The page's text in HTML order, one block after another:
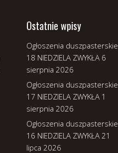
Ostatnie wpisy
Ogłoszenia duszpasterskie
18 NIEDZIELA ZWYKŁA 6
sierpnia 2026
Ogłoszenia duszpasterskie
17 NIEDZIELA ZWYKŁA 1
sierpnia 2026
Ogłoszenia duszpasterskie
16 NIEDZIELA ZWYKŁA 21
lipca 2026